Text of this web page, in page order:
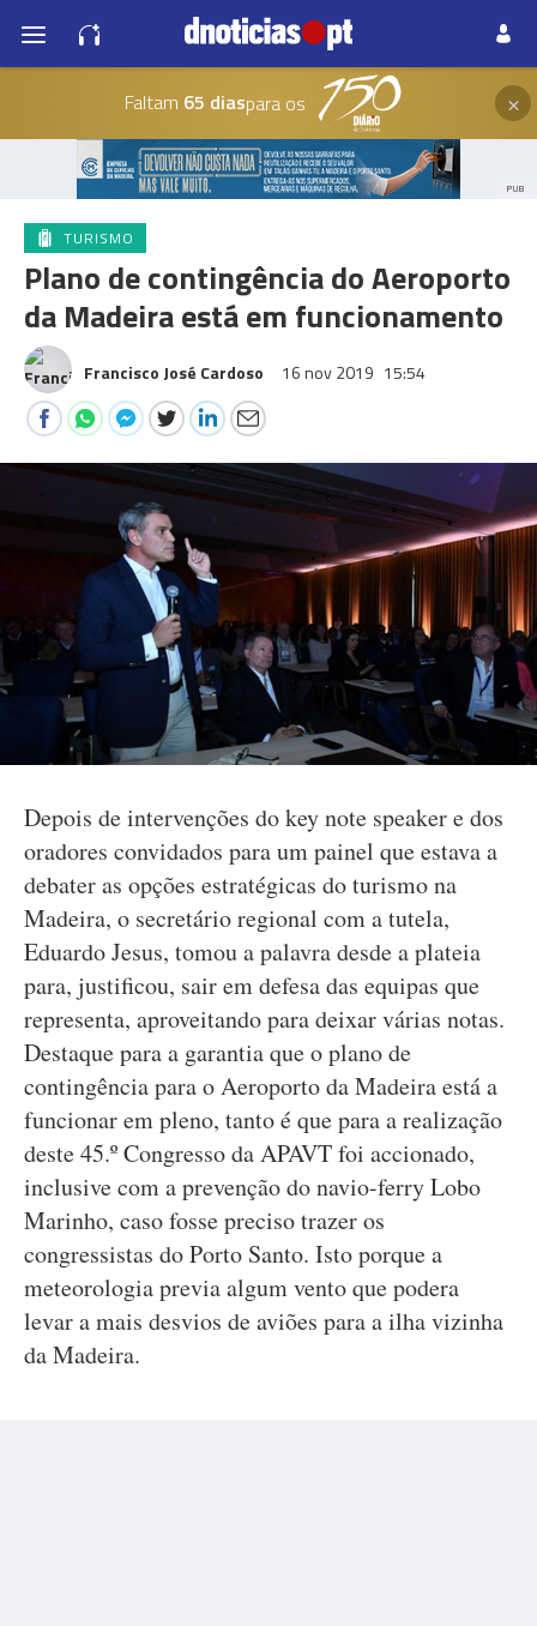
Faltam 65 diaspara os ×
PUB
TURISMO
Plano de contingência do Aeroporto
da Madeira está em funcionamento
Francisco José Cardoso 16 nov 2019 15:54
Depois de intervenções do key note speaker e dos
oradores convidados para um painel que estava a
debater as opções estratégicas do turismo na
Madeira, o secretário regional com a tutela,
Eduardo Jesus, tomou a palavra desde a plateia
para, justificou, sair em defesa das equipas que
representa, aproveitando para deixar várias notas.
Destaque para a garantia que o plano de
contingência para o Aeroporto da Madeira está a
funcionar em pleno, tanto é que para a realização
deste 45.º Congresso da APAVT foi accionado,
inclusive com a prevenção do navio-ferry Lobo
Marinho, caso fosse preciso trazer os
congressistas do Porto Santo. Isto porque a
meteorologia previa algum vento que podera
levar a mais desvios de aviões para a ilha vizinha
da Madeira.